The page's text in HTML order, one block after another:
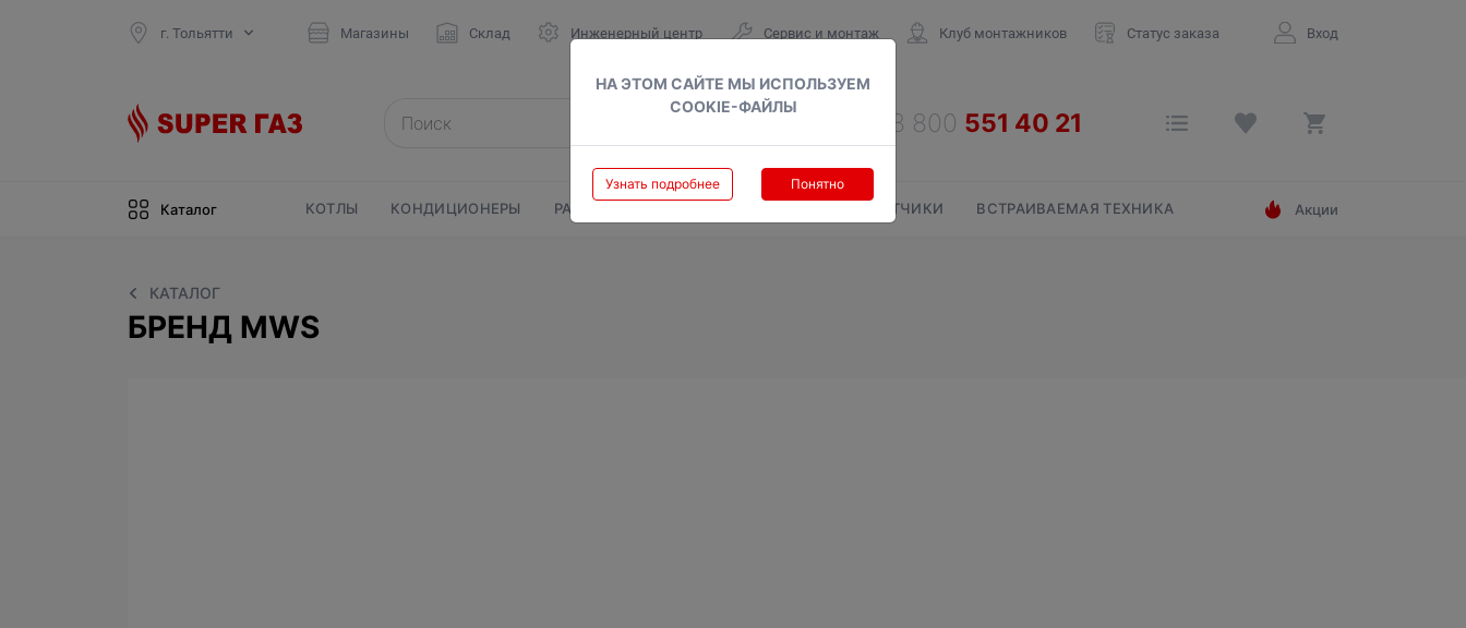
НА ЭТОМ САЙТЕ МЫ ИСПОЛЬЗУЕМ
COOKIE-ФАЙЛЫ
Узнать подробнее Понятно
г. Тольятти Магазины Склад Инженерный центр Сервис и монтаж Клуб монтажников Статус заказа Вход
Каталог КОТЛЫ КОНДИЦИОНЕРЫ РАДИАТОРЫ СЧЕТЧИКИ ВСТРАИВАЕМАЯ ТЕХНИКА Акции
КАТАЛОГ
БРЕНД MWS